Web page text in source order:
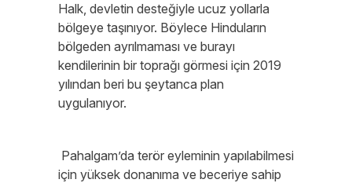
Halk, devletin desteğiyle ucuz yollarla
bölgeye taşınıyor. Böylece Hinduların
bölgeden ayrılmaması ve burayı
kendilerinin bir toprağı görmesi için 2019
yılından beri bu şeytanca plan
uygulanıyor.
Pahalgam’da terör eyleminin yapılabilmesi
için yüksek donanıma ve beceriye sahip